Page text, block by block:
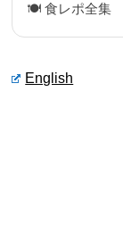
🍽 食レポ全集
English